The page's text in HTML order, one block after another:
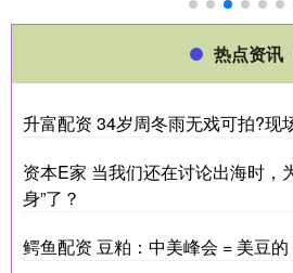
热点资讯
升富配资 34岁周冬雨无戏可拍?现
资本E家 当我们还在讨论出海时，
身”了？
鳄鱼配资 豆粕：中美峰会 = 美豆的